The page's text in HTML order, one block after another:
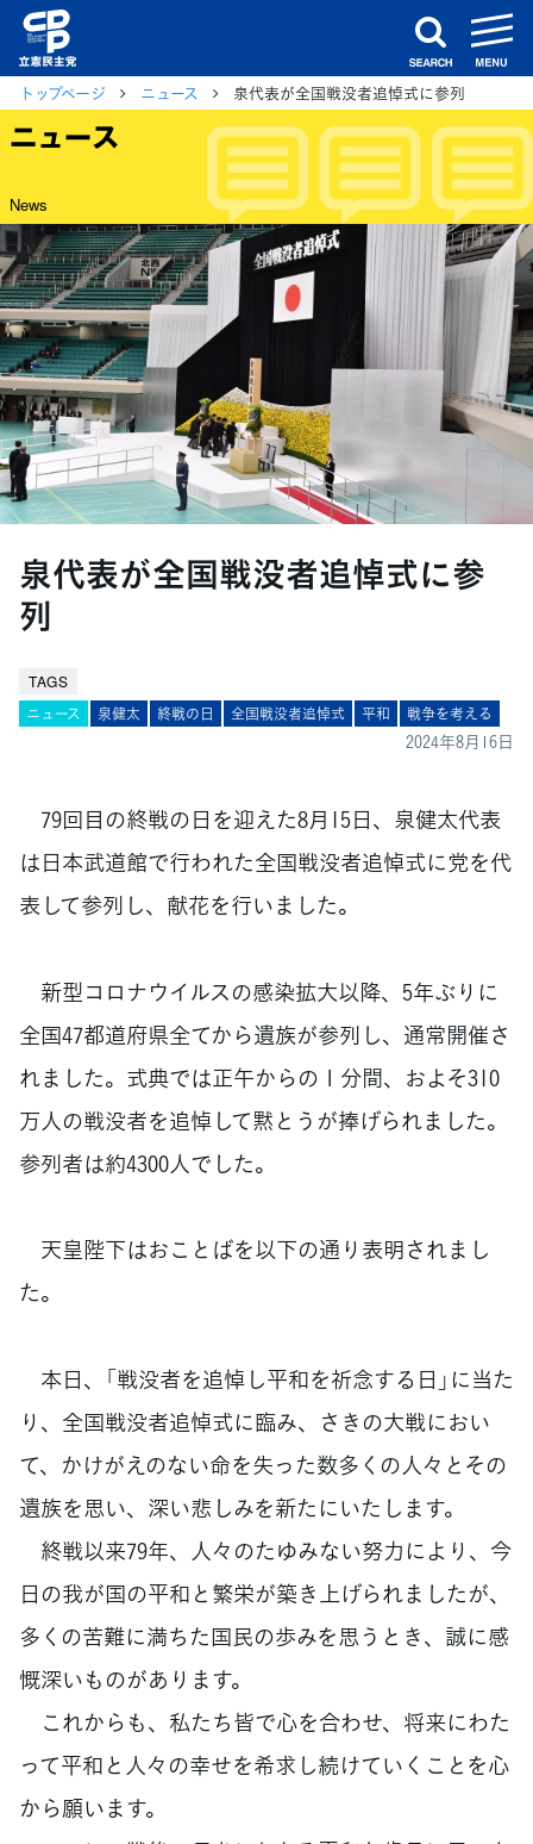
search
トップページ ニュース 泉代表が全国戦没者追悼式に参列
ニュース
News
泉代表が全国戦没者追悼式に参
列
TAGS
ニュース 泉健太 終戦の日 全国戦没者追悼式 平和 戦争を考える
2024年8月16日
79回目の終戦の日を迎えた8月15日、泉健太代表
は日本武道館で行われた全国戦没者追悼式に党を代
表して参列し、献花を行いました。
新型コロナウイルスの感染拡大以降、5年ぶりに
全国47都道府県全てから遺族が参列し、通常開催さ
れました。式典では正午からの１分間、およそ310
万人の戦没者を追悼して黙とうが捧げられました。
参列者は約4300人でした。
天皇陛下はおことばを以下の通り表明されまし
た。
本日、「戦没者を追悼し平和を祈念する日」に当た
り、全国戦没者追悼式に臨み、さきの大戦におい
て、かけがえのない命を失った数多くの人々とその
遺族を思い、深い悲しみを新たにいたします。
終戦以来79年、人々のたゆみない努力により、今
日の我が国の平和と繁栄が築き上げられましたが、
多くの苦難に満ちた国民の歩みを思うとき、誠に感
慨深いものがあります。
これからも、私たち皆で心を合わせ、将来にわた
って平和と人々の幸せを希求し続けていくことを心
から願います。